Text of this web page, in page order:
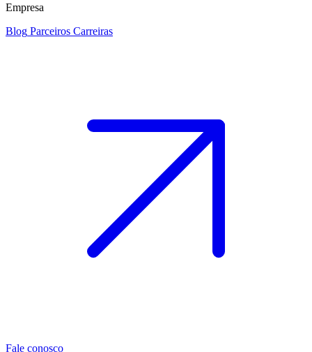
Empresa
Blog Parceiros Carreiras
Fale conosco